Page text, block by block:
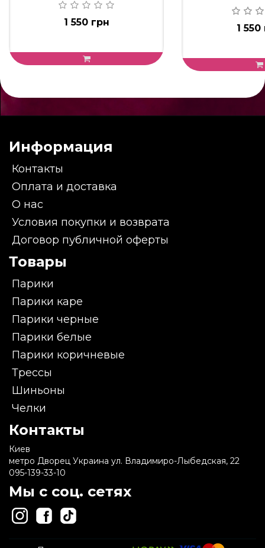
1 550 грн
1 550
Информация
Контакты
Оплата и доставка
О нас
Условия покупки и возврата
Договор публичной оферты
Товары
Парики
Парики каре
Парики черные
Парики белые
Парики коричневые
Трессы
Шиньоны
Челки
Контакты
Киев
метро Дворец Украина ул. Владимиро-Лыбедская, 22
095-139-33-10
Мы с соц. сетях